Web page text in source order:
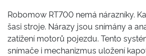
Robomow RT700 nemá nárazníky.
šasi stroje. Nárazy jsou snímány a
zatížení motorů pojezdu. Tento
snímače i mechanizmus uložení